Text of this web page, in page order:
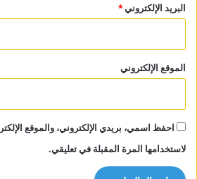
البريد الإلكتروني*
الموقع الإلكتروني
احفظ اسمي، بريدي الإلكتروني، والموقع
لاستخدامها المرة المقبلة في تعليقي.